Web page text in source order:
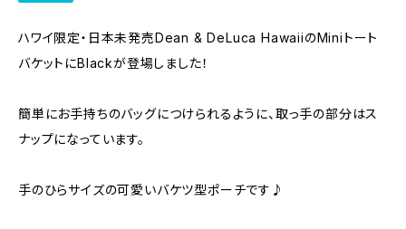
ハワイ限定・日本未発売Dean & DeLuca HawaiiのMiniトート
バケットにBlackが登場しました！
簡単にお手持ちのバッグにつけられるように、取っ手の部分はス
ナップになっています。
手のひらサイズの可愛いバケツ型ポーチです♪